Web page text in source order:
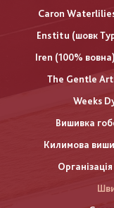
Caron
Enstitu (шовк
Iren (100% вовна)
The Gentle Art
Weeks
Вишивка
Килимова